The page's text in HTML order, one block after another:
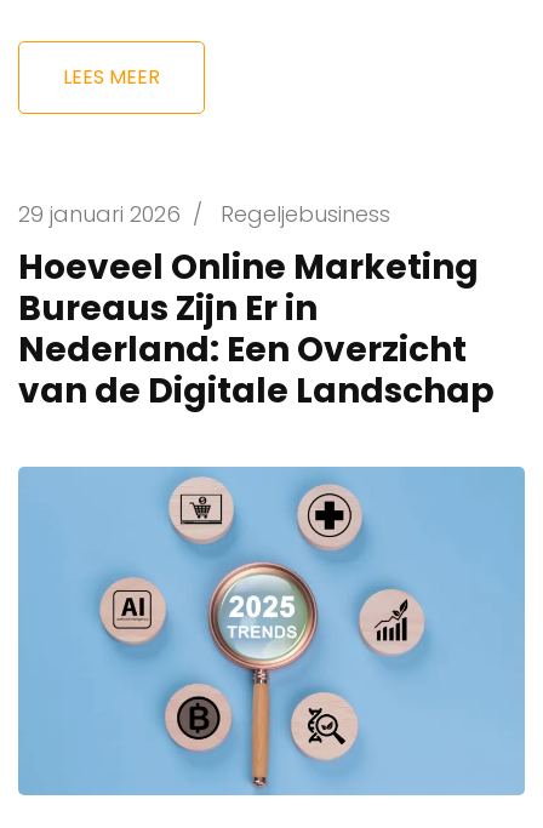
LEES MEER
29 januari 2026 / Regeljebusiness
Hoeveel Online Marketing
Bureaus Zijn Er in
Nederland: Een Overzicht
van de Digitale Landschap